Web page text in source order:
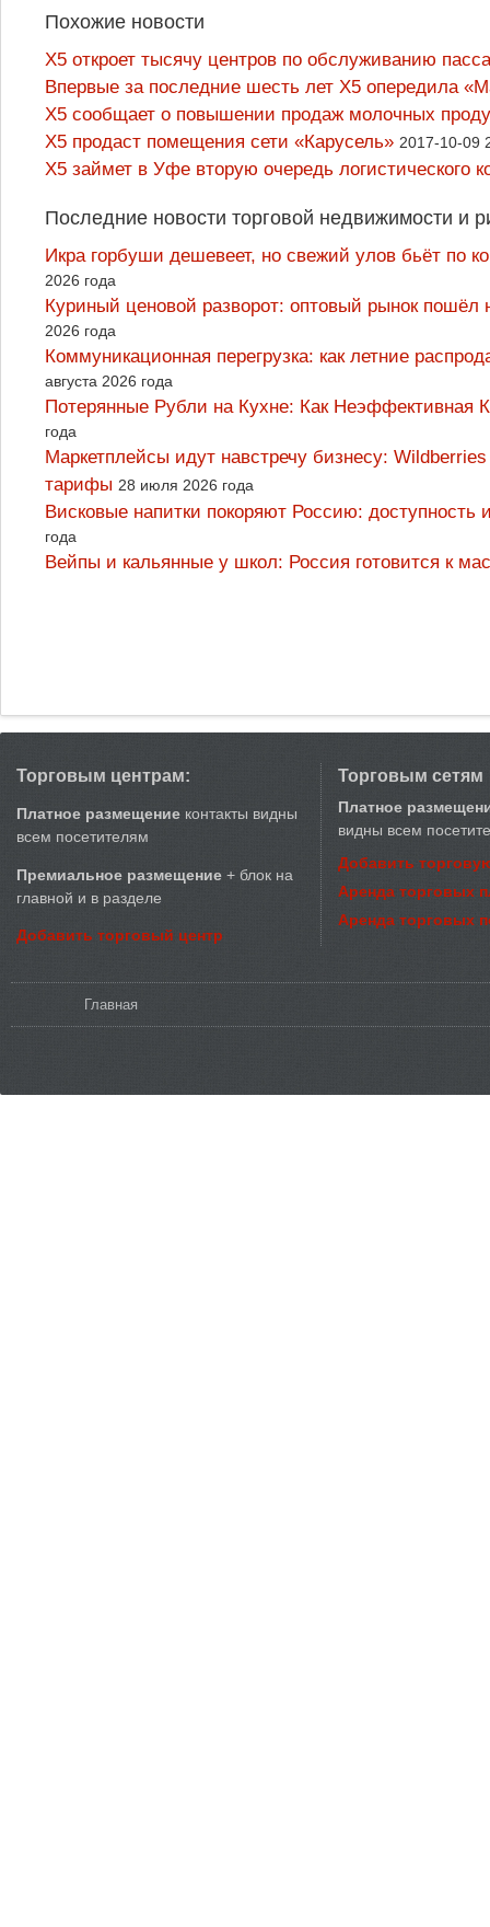
Похожие новости
X5 откроет тысячу центров по обслуживанию
Впервые за последние шесть лет X5 опередила
X5 сообщает о повышении продаж молочных
X5 продаст помещения сети «Карусель» 2017-10-09
X5 займет в Уфе вторую очередь логистического
Последние новости торговой недвижимости и
Икра горбуши дешевеет, но свежий улов бьёт по
2026 года
Куриный ценовой разворот: оптовый рынок
2026 года
Коммуникационная перегрузка: как летние
августа 2026 года
Потерянные Рубли на Кухне: Как
года
Маркетплейсы идут навстречу бизнесу:
тарифы 28 июля 2026 года
Висковые напитки покоряют Россию:
года
Вейпы и кальянные у школ: Россия готовится к
Торговым центрам:
Платное размещение контакты видны
всем посетителям
Премиальное размещение + блок на
главной и в разделе
Добавить торговый центр
Торговым сетям
Платное
видны всем
Добавить
Аренда торговых
Аренда торговых
Главная